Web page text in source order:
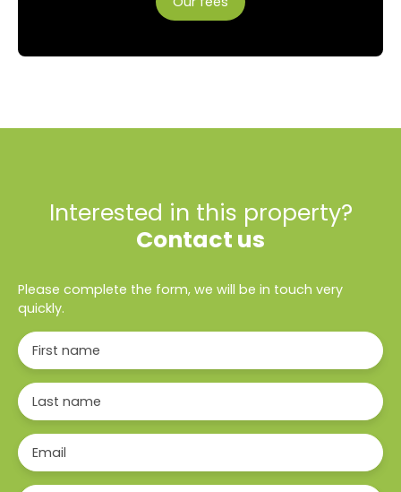
Interested in this property?
Contact us
Please complete the form, we will be in touch very
quickly.
First name
Last name
Email